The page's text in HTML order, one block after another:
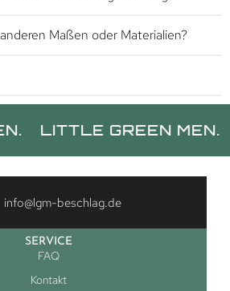
Maßen oder Materialien?
GREEN MEN.
info@lgm-beschlag.de
SERVICE
FAQ
Kontakt